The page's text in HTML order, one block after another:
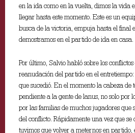
en la ida como en la vuelta, dimos la vida
llegar hasta este momento. Este es un
busca de la victoria, empuja hasta el final
demostramos en el partido de ida en casa.
Por último, Salvio habló sobre los
reanudación del partido en el
que sucedió. En el momento la cabeza de
pendiente a la gente de lanus, no solo por
por las familias de muchos jugadores que
del conflicto. Rápidamente una vez que
tuvimos que volver a meternos en partido,